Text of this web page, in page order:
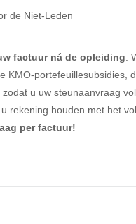
de Niet-Leden
factuur ná de opleiding .
KMO-portefeuillesubsidies,
u uw steunaanvraag
rekening houden met het
per factuur!